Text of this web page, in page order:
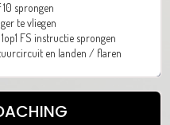
sprongen
te vliegen
FS instructie sprongen
en landen / flaren